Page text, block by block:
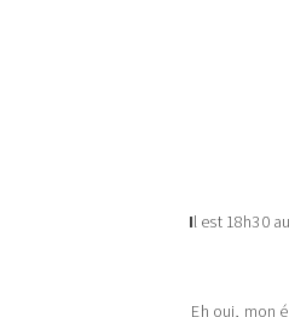
Il est 18h30
Eh oui, mon